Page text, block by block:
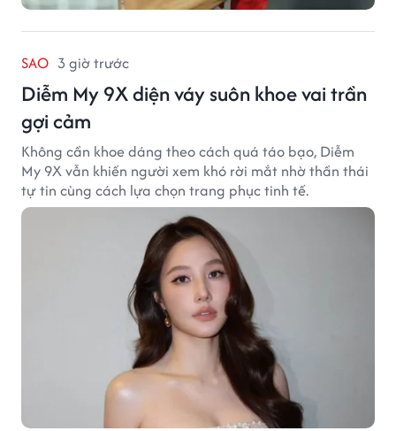
SAO 3 giờ trước
Diễm My 9X diện váy suôn khoe vai trần
gợi cảm
Không cần khoe dáng theo cách quá táo bạo, Diễm
My 9X vẫn khiến người xem khó rời mắt nhờ thần thái
tự tin cùng cách lựa chọn trang phục tinh tế.